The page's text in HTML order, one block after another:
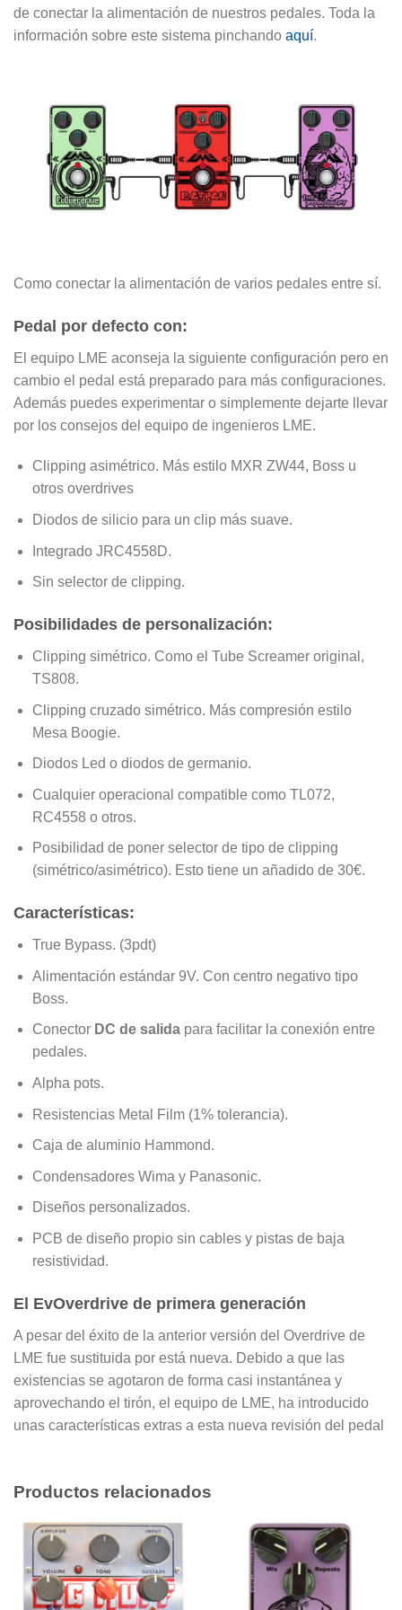
de conectar la alimentación de nuestros pedales. Toda la
información sobre este sistema pinchando aquí.
Como conectar la alimentación de varios pedales entre sí.
Pedal por defecto con:
El equipo LME aconseja la siguiente configuración pero en
cambio el pedal está preparado para más configuraciones.
Además puedes experimentar o simplemente dejarte llevar
por los consejos del equipo de ingenieros LME.
Clipping asimétrico. Más estilo MXR ZW44, Boss u
otros overdrives
Diodos de silicio para un clip más suave.
Integrado JRC4558D.
Sin selector de clipping.
Posibilidades de personalización:
Clipping simétrico. Como el Tube Screamer original,
TS808.
Clipping cruzado simétrico. Más compresión estilo
Mesa Boogie.
Diodos Led o diodos de germanio.
Cualquier operacional compatible como TL072,
RC4558 o otros.
Posibilidad de poner selector de tipo de clipping
(simétrico/asimétrico). Esto tiene un añadido de 30€.
Características:
True Bypass. (3pdt)
Alimentación estándar 9V. Con centro negativo tipo
Boss.
Conector DC de salidapara facilitar la conexión entre
pedales.
Alpha pots.
Resistencias Metal Film (1% tolerancia).
Caja de aluminio Hammond.
Condensadores Wima y Panasonic.
Diseños personalizados.
PCB de diseño propio sin cables y pistas de baja
resistividad.
El EvOverdrive de primera generación
A pesar del éxito de la anterior versión del Overdrive de
LME fue sustituida por está nueva. Debido a que las
existencias se agotaron de forma casi instantánea y
aprovechando el tirón, el equipo de LME, ha introducido
unas características extras a esta nueva revisión del pedal
Productos relacionados